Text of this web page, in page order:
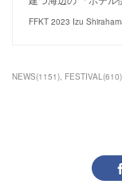
FFKT 2023 Izu
NEWS(1151) FESTIVAL(610)